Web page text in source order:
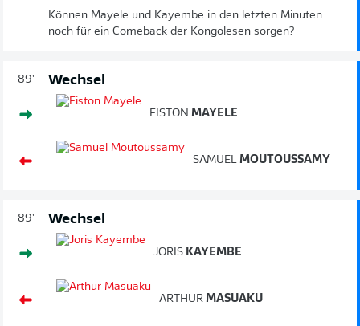
Können Mayele und Kayembe in den letzten Minuten
noch für ein Comeback der Kongolesen sorgen?
89' Wechsel
FISTON MAYELE
SAMUEL MOUTOUSSAMY
89' Wechsel
JORIS KAYEMBE
ARTHUR MASUAKU